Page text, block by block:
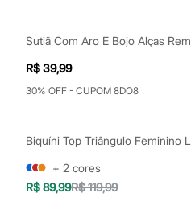
Casacos e Jaquetas
Jeans
Moda esportiva
Shorts e Saias
Em alta
Dia dos Pais
Inverno
Novidades
Roupas
R$ 39,99
30% OFF - CUPOM 8DO8
+ 2 cores
R$ 89,99R$ 119,99